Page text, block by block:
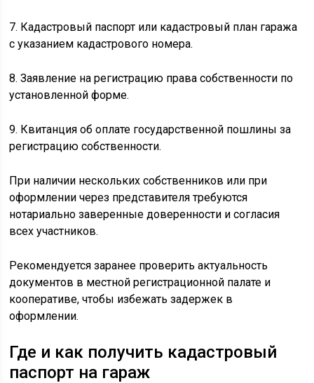
7. Кадастровый паспорт или кадастровый план гаража
с указанием кадастрового номера.
8. Заявление на регистрацию права собственности по
установленной форме.
9. Квитанция об оплате государственной пошлины за
регистрацию собственности.
При наличии нескольких собственников или при
оформлении через представителя требуются
нотариально заверенные доверенности и согласия
всех участников.
Рекомендуется заранее проверить актуальность
документов в местной регистрационной палате и
кооперативе, чтобы избежать задержек в
оформлении.
Где и как получить кадастровый
паспорт на гараж